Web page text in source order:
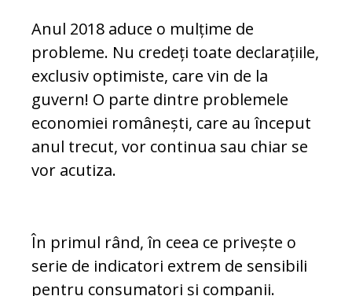
Anul 2018 aduce o mulțime de
probleme. Nu credeți toate declarațiile,
exclusiv optimiste, care vin de la
guvern! O parte dintre pro­ble­mele
economiei românești, care au început
anul trecut, vor continua sau chiar se
vor acutiza.
În primul rând, în ceea ce privește o
serie de indicatori extrem de sensibili
pentru con­sumatori și companii.